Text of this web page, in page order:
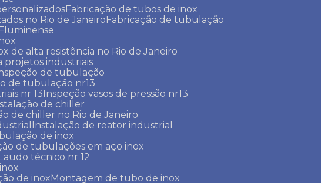
Fabricação de tubos de inox
no Rio de Janeiro
Fabricação de tubulação
de alta resistência no Rio de Janeiro
projetos industriais
de tubulação
de tubulação nr13
nr 13 Inspeção vasos de pressão nr13
de chiller
de chiller no Rio de Janeiro
Instalação de reator industrial
de inox
de tubulações em aço inox
Laudo técnico nr 12
de inox
Montagem de tubo de inox